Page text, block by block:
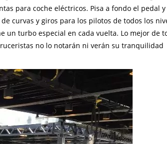
para coche eléctricos. Pisa a fondo el pedal y
curvas y giros para los pilotos de todos los
un turbo especial en cada vuelta. Lo mejor de
no lo notarán ni verán su tranquilidad